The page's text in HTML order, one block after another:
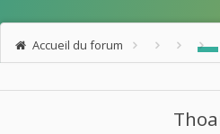
Accueil du forum